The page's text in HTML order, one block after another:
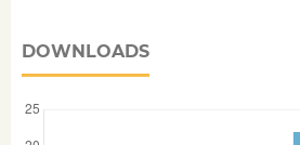
DOWNLOADS